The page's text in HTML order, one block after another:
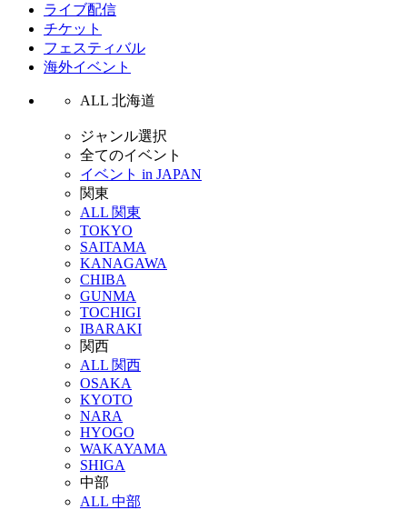
ライブ配信
チケット
フェスティバル
海外イベント
ALL 北海道
ジャンル選択
全てのイベント
イベント in JAPAN
関東
ALL 関東
TOKYO
SAITAMA
KANAGAWA
CHIBA
GUNMA
TOCHIGI
IBARAKI
関西
ALL 関西
OSAKA
KYOTO
NARA
HYOGO
WAKAYAMA
SHIGA
中部
ALL 中部